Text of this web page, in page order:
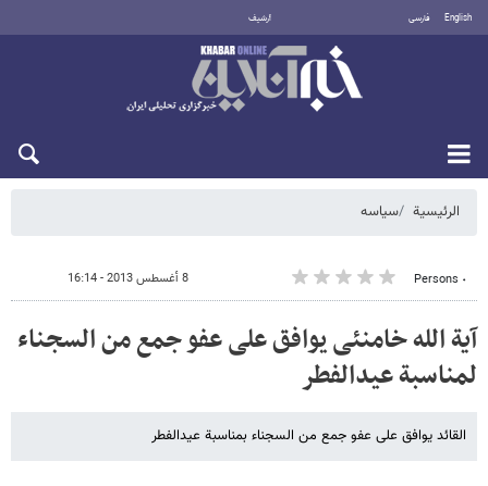
English فارسی أرشيف
الرئيسية سیاسه
٠ Persons 8 أغسطس 2013 - 16:14
آیة الله خامنئی یوافق علی عفو جمع من السجناء
لمناسبة عیدالفطر
القائد یوافق علی عفو جمع من السجناء بمناسبة عیدالفطر